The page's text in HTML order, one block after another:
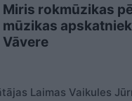
Miris rokmūzikas
mūzikas
Vāvere
Laimas Vaikules